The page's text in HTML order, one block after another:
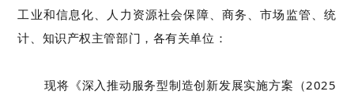
工业和信息化、人力资源社会保障、商务、市场监管、统
计、知识产权主管部门，各有关单位：
现将《深入推动服务型制造创新发展实施方案（2025